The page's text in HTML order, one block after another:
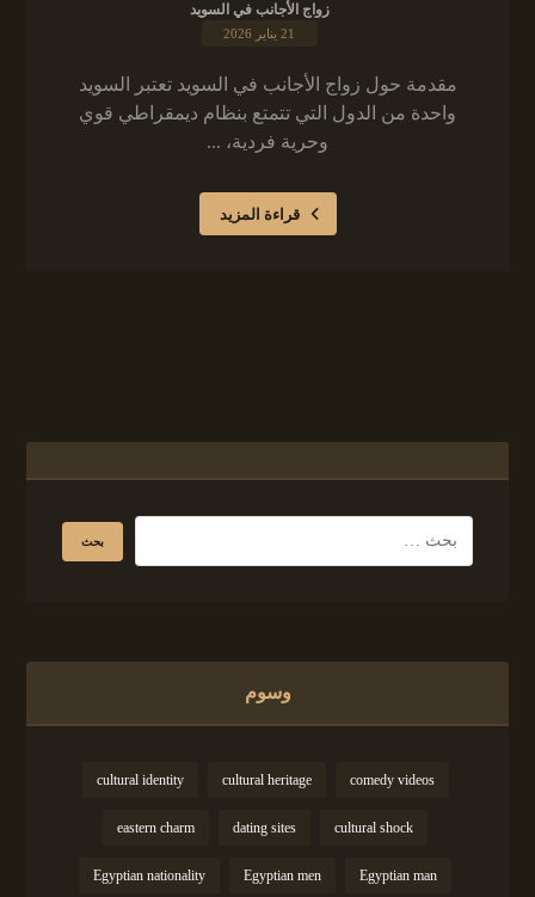
زواج الأجانب في السويد
21 يناير 2026
مقدمة حول زواج الأجانب في السويد تعتبر السويد
واحدة من الدول التي تتمتع بنظام ديمقراطي قوي
وحرية فردية، ...
قراءة المزيد
وسوم
comedy videos
cultural heritage
cultural identity
cultural shock
dating sites
eastern charm
Egyptian man
Egyptian men
Egyptian nationality